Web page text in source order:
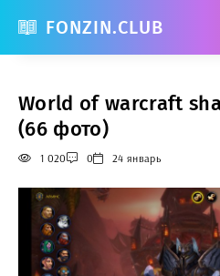
FONZIN.CLUB
World of warcraft
(66 фото)
1 020 0 24 январь